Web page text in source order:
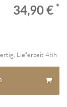
34,90 € *
Lieferzeit 48h